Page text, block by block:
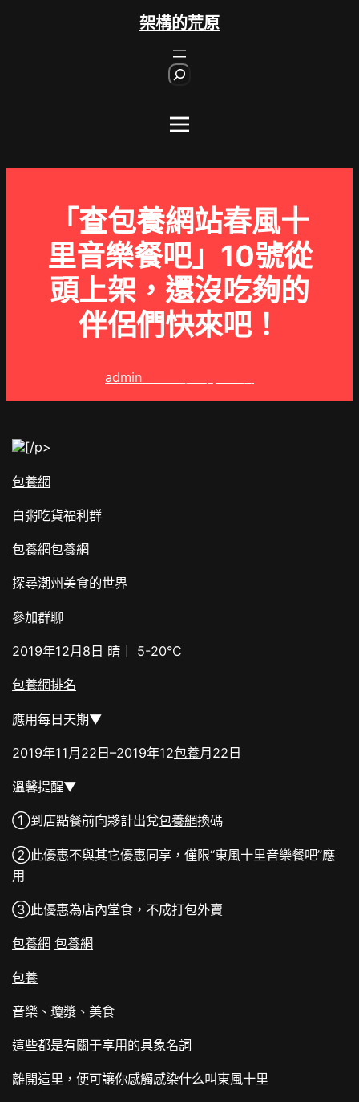
架構的荒原
「查包養網站春風十
里音樂餐吧」10號從
頭上架，還沒吃夠的
伴侶們快來吧！
admin
[/p>
包養網
白粥吃貨福利群
包養網包養網
探尋潮州美食的世界
參加群聊
2019年12月8日 晴｜ 5-20°C
包養網排名
應用每日天期▼
2019年11月22日–2019年12包養月22日
溫馨提醒▼
①到店點餐前向夥計出兌包養網換碼
②此優惠不與其它優惠同享，僅限“東風十里音樂餐吧”應
用
③此優惠為店內堂食，不成打包外賣
包養網 包養網
包養
音樂、瓊漿、美食
這些都是有關于享用的具象名詞
離開這里，便可讓你感觸感染什么叫東風十里